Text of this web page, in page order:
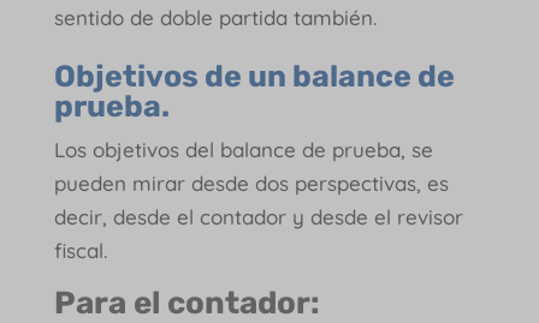
sentido de doble partida también.
Objetivos de un balance de
prueba.
Los objetivos del balance de prueba, se
pueden mirar desde dos perspectivas, es
decir, desde el contador y desde el revisor
fiscal.
Para el contador: